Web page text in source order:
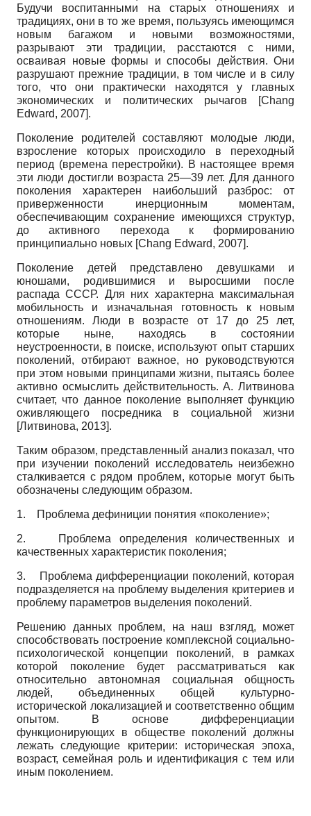
Будучи воспитанными на старых отношениях и
традициях, они в то же время, пользуясь имеющимся
новым багажом и новыми возможностями,
разрывают эти традиции, расстаются с ними,
осваивая новые формы и способы действия. Они
разрушают прежние традиции, в том числе и в силу
того, что они практически находятся у главных
экономических и политических рычагов
[Chang
Edward, 2007].
Поколение родителей составляют молодые люди,
взросление которых происходило в переходный
период (времена перестройки). В настоящее время
эти люди достигли возраста 25—39 лет. Для данного
поколения характерен наибольший разброс: от
приверженности инерционным моментам,
обеспечивающим сохранение имеющихся структур,
до активного перехода к формированию
принципиально новых [Chang Edward, 2007].
Поколение детей представлено девушками и
юношами, родившимися и выросшими после
распада СССР. Для них характерна максимальная
мобильность и изначальная готовность к новым
отношениям. Люди в возрасте от 17 до 25 лет,
которые ныне, находясь в состоянии
неустроенности, в поиске, используют опыт старших
поколений, отбирают важное, но руководствуются
при этом новыми принципами жизни, пытаясь более
активно осмыслить действительность. А. Литвинова
считает, что данное поколение выполняет функцию
оживляющего посредника в социальной жизни
[Литвинова, 2013].
Таким образом, представленный анализ показал, что
при изучении поколений исследователь неизбежно
сталкивается с рядом проблем, которые могут быть
обозначены следующим образом.
1. Проблема дефиниции понятия «поколение»;
2.
Проблема определения количественных и
качественных характеристик поколения;
3.
Проблема дифференциации поколений, которая
подразделяется на проблему выделения критериев и
проблему параметров выделения поколений.
Решению данных проблем, на наш взгляд, может
способствовать построение комплексной социально­
психологической концепции поколений, в рамках
которой поколение будет рассматриваться как
относительно автономная социальная общность
людей, объединенных общей культурно-
исторической локализацией и соответственно общим
опытом. В основе дифференциации
функционирующих в обществе поколений должны
лежать следующие критерии: историческая эпоха,
возраст, семейная роль и идентификация с тем или
иным поколением.